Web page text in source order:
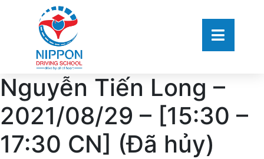
Nguyễn Tiến Long –
2021/08/29 – [15:30 –
17:30 CN] (Đã hủy)